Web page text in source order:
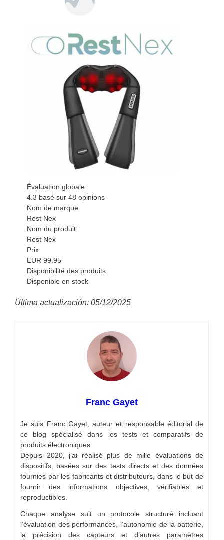
Évaluation globale
4.3 basé sur48 opinions
Nom de marque:
Rest Nex
Nom du produit:
Rest Nex
Prix
EUR 99.95
Disponibilité des produits
Disponible en stock
Última actualización: 05/12/2025
Franc Gayet
Je suis Franc Gayet, auteur et responsable éditorial de
ce blog spécialisé dans les tests et comparatifs de
produits électroniques.
Depuis 2020, j’ai réalisé plus de mille évaluations de
dispositifs, basées sur des tests directs et des données
fournies par les fabricants et distributeurs, dans le but de
fournir des informations objectives, vérifiables et
reproductibles.
Chaque analyse suit un protocole structuré incluant
l’évaluation des performances, l’autonomie de la batterie,
la précision des capteurs et d’autres paramètres